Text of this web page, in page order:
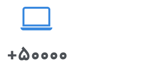
+50۰۰۰